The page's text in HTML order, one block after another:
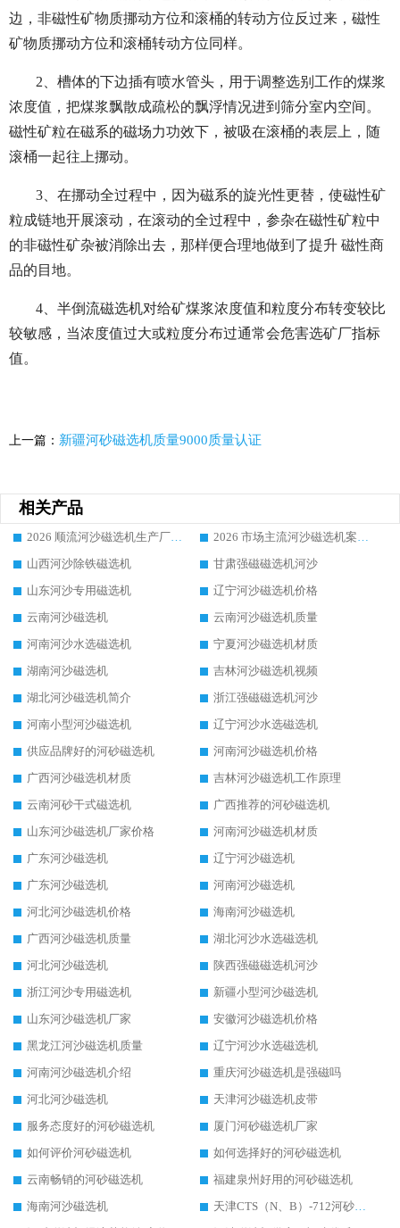
边，非磁性矿物质挪动方位和滚桶的转动方位反过来，磁性
矿物质挪动方位和滚桶转动方位同样。
2、槽体的下边插有喷水管头，用于调整选别工作的煤浆
浓度值，把煤浆飘散成疏松的飘浮情况进到筛分室内空间。
磁性矿粒在磁系的磁场力功效下，被吸在滚桶的表层上，随
滚桶一起往上挪动。
3、在挪动全过程中，因为磁系的旋光性更替，使磁性矿
粒成链地开展滚动，在滚动的全过程中，参杂在磁性矿粒中
的非磁性矿杂被消除出去，那样便合理地做到了提升 磁性商
品的目地。
4、半倒流磁选机对给矿煤浆浓度值和粒度分布转变较比
较敏感，当浓度值过大或粒度分布过通常会危害选矿厂指标
值。
上一篇： 新疆河砂磁选机质量9000质量认证
相关产品
山西河沙除铁磁选机
甘肃强磁磁选机河沙
山东河沙专用磁选机
辽宁河沙磁选机价格
云南河沙磁选机
云南河沙磁选机质量
河南河沙水选磁选机
宁夏河沙磁选机材质
湖南河沙磁选机
吉林河沙磁选机视频
湖北河沙磁选机简介
浙江强磁磁选机河沙
河南小型河沙磁选机
辽宁河沙水选磁选机
供应品牌好的河砂磁选机
河南河沙磁选机价格
广西河沙磁选机材质
吉林河沙磁选机工作原理
云南河砂干式磁选机
广西推荐的河砂磁选机
山东河沙磁选机厂家价格
河南河沙磁选机材质
广东河沙磁选机
辽宁河沙磁选机
广东河沙磁选机
河南河沙磁选机
河北河沙磁选机价格
海南河沙磁选机
广西河沙磁选机质量
湖北河沙水选磁选机
河北河沙磁选机
陕西强磁磁选机河沙
浙江河沙专用磁选机
新疆小型河沙磁选机
山东河沙磁选机厂家
安徽河沙磁选机价格
黑龙江河沙磁选机质量
辽宁河沙水选磁选机
河南河沙磁选机介绍
重庆河沙磁选机是强磁吗
河北河沙磁选机
天津河沙磁选机皮带
服务态度好的河砂磁选机
厦门河砂磁选机厂家
如何评价河砂磁选机
如何选择好的河砂磁选机
云南畅销的河砂磁选机
福建泉州好用的河砂磁选机
海南河沙磁选机